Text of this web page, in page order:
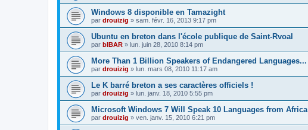
Windows 8 disponible en Tamazight
par drouizig » sam. févr. 16, 2013 9:17 pm
Ubuntu en breton dans l'école publique de Saint-Rvoal
par bIBAR » lun. juin 28, 2010 8:14 pm
More Than 1 Billion Speakers of Endangered Languages...
par drouizig » lun. mars 08, 2010 11:17 am
Le K barré breton a ses caractères officiels !
par drouizig » lun. janv. 18, 2010 5:55 pm
Microsoft Windows 7 Will Speak 10 Languages from Africa
par drouizig » ven. janv. 15, 2010 6:21 pm